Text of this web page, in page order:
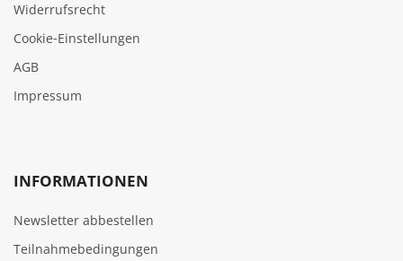
Widerrufsrecht
Cookie‑Einstellungen
AGB
Impressum
INFORMATIONEN
Newsletter abbestellen
Teilnahmebedingungen